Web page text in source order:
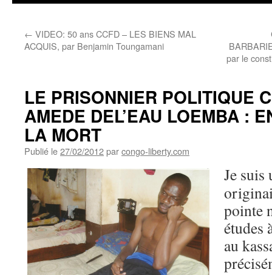
← VIDEO: 50 ans CCFD – LES BIENS MAL
ACQUIS, par Benjamin Toungamani
par le
LE PRISONNIER POLITIQUE
AMEDE DEL’EAU LOEMBA :
LA MORT
Publié le27/02/2012parcongo-liberty.com
Je suis
pointe
études
au